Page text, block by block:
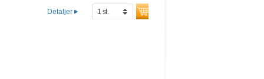
Detaljer